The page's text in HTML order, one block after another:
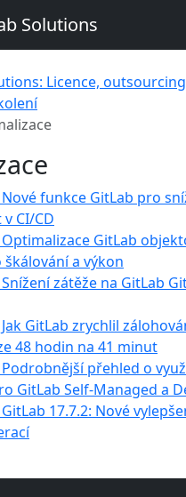
Solutions
Licence,
Nové funkce GitLab pro
CI/CD
Optimalizace GitLab
a výkon
zátěže na GitLab
GitLab zrychlil
48 hodin na 41 minut
Podrobnější přehled o
GitLab Self-Managed a
17.7.2: Nové